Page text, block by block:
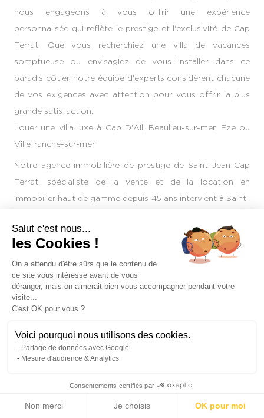
nous engageons à vous offrir une expérience
personnalisée qui reflète le prestige et l'exclusivité de Cap
Ferrat. Que vous recherchiez une villa de vacances
somptueuse ou envisagiez de vous installer dans ce
paradis côtier, notre équipe d'experts considèrent chacune
de vos exigences avec attention pour vous offrir la plus
grande satisfaction.
Louer une villa luxe à Cap D'Ail, Beaulieu-sur-mer, Eze ou
Villefranche-sur-mer
Notre agence immobilière de prestige de Saint-Jean-Cap
Ferrat, spécialiste de la vente et de la location en
immobilier haut de gamme depuis 45 ans intervient à Saint-
des solutions pour vos locations saisonnières sur toutes
les communes entre Nice et Monaco : Cap D'Ail, Beaulieu-
sur-mer, Eze ou encore Villefranche-sur-mer, nous vous
proposons le catalogue le plus exhaustif de villas et de
maisons de luxe à louer pour quelques jours ou pour la
saison estivale.
Vivre l'élégance et le raffinement à Saint-
Jean-Cap-Ferrat
une question de luxe; c’est l’art de vivre méditerranéen. Ici,
Salut c'est nous...
les Cookies !
On a attendu d'être sûrs que le contenu de
ce site vous intéresse avant de vous
déranger, mais on aimerait bien vous accompagner pendant votre
visite...
C'est OK pour vous ?
Voici pourquoi nous utilisons des cookies.
Partage de données avec Google
Mesure d'audience & Analytics
Consentements certifiés par
Non merci Je choisis OK pour moi